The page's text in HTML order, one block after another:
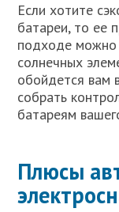
Если хотите
батареи, то ее
подходе можно
солнечных
обойдется вам
собрать
батареям
Плюсы